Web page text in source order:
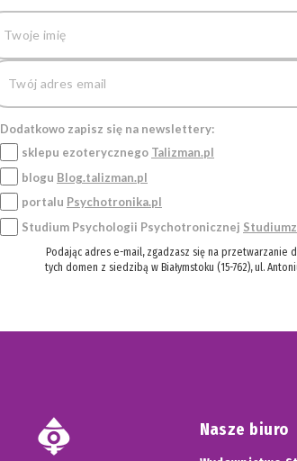
Dodatkowo zapisz się na newslettery:
sklepu ezoterycznego Talizman.pl
blogu Blog.talizman.pl
portalu Psychotronika.pl
Studium Psychologii Psychotronicznej
Podając adres e-mail, zgadzasz się na przetwarzanie
tych domen z siedzibą w Białymstoku (15-762), ul.
Nasze biuro